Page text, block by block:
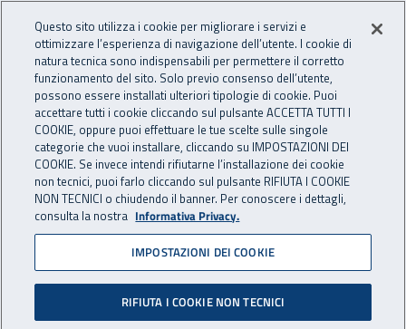
INAIL - Istituto Nazionale
OPENDATA Apri cerca
Navigazione principale
Navigazione - Ti trovi in:
Home Dataset Infortuni sul lavoro
Dati con cadenza mensile
Lazio
Dati con cadenza mensile
infortuni Lazio
Questo sito utilizza i cookie per migliorare i servizi e
ottimizzare l’esperienza di navigazione dell’utente. I cookie di
natura tecnica sono indispensabili per permettere il corretto
funzionamento del sito. Solo previo consenso dell’utente,
possono essere installati ulteriori tipologie di cookie. Puoi
accettare tutti i cookie cliccando sul pulsante ACCETTA TUTTI I
COOKIE, oppure puoi effettuare le tue scelte sulle singole
categorie che vuoi installare, cliccando su IMPOSTAZIONI DEI
COOKIE. Se invece intendi rifiutarne l’installazione dei cookie
non tecnici, puoi farlo cliccando sul pulsante RIFIUTA I COOKIE
NON TECNICI o chiudendo il banner. Per conoscere i dettagli,
consulta la nostra Informativa Privacy.
IMPOSTAZIONI DEI COOKIE
RIFIUTA I COOKIE NON TECNICI